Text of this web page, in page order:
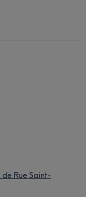
Rue Saint-